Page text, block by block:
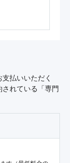
払いいただく
されている「専門